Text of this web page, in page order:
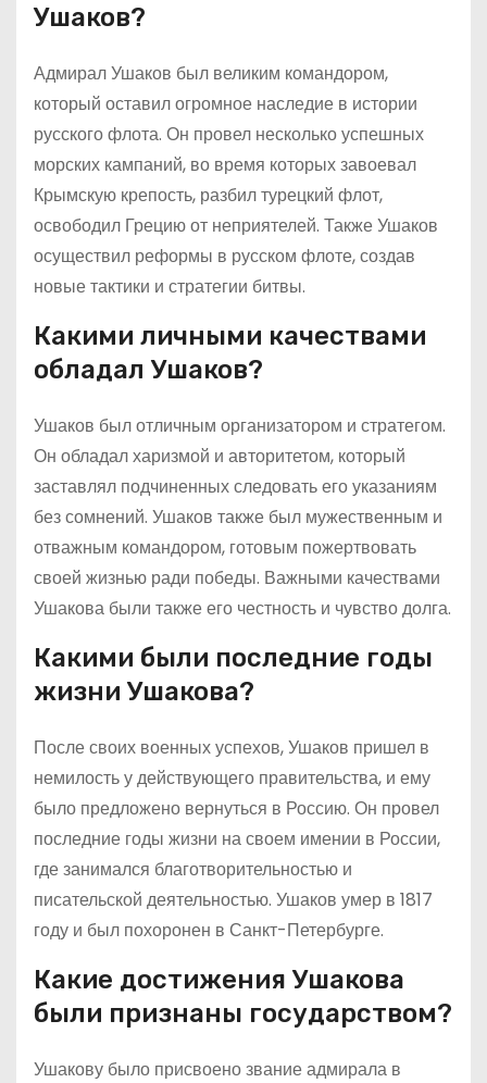
Ушаков?
Адмирал Ушаков был великим командором,
который оставил огромное наследие в истории
русского флота. Он провел несколько успешных
морских кампаний, во время которых завоевал
Крымскую крепость, разбил турецкий флот,
освободил Грецию от неприятелей. Также Ушаков
осуществил реформы в русском флоте, создав
новые тактики и стратегии битвы.
Какими личными качествами
обладал Ушаков?
Ушаков был отличным организатором и стратегом.
Он обладал харизмой и авторитетом, который
заставлял подчиненных следовать его указаниям
без сомнений. Ушаков также был мужественным и
отважным командором, готовым пожертвовать
своей жизнью ради победы. Важными качествами
Ушакова были также его честность и чувство долга.
Какими были последние годы
жизни Ушакова?
После своих военных успехов, Ушаков пришел в
немилость у действующего правительства, и ему
было предложено вернуться в Россию. Он провел
последние годы жизни на своем имении в России,
где занимался благотворительностью и
писательской деятельностью. Ушаков умер в 1817
году и был похоронен в Санкт-Петербурге.
Какие достижения Ушакова
были признаны государством?
Ушакову было присвоено звание адмирала в